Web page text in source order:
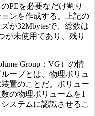
PEを必要なだけ割り
ンを作成する。上記の
が32Mbytesで、総数は
が未使用であり、残り
Group：VG）の情
ープとは、物理ボリュ
置のことだ。ボリュー
の物理ボリュームを1
ステムに認識させるこ